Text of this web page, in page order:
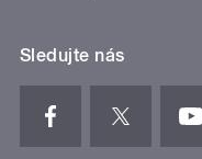
Sledujte nás